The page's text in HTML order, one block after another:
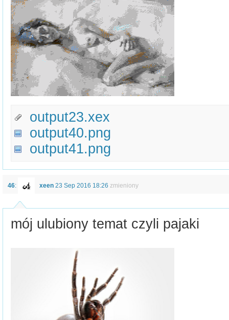
output23.xex
output40.png
output41.png
46: xeen 23 Sep 2016 18:26 zmieniony
mój ulubiony temat czyli pajaki